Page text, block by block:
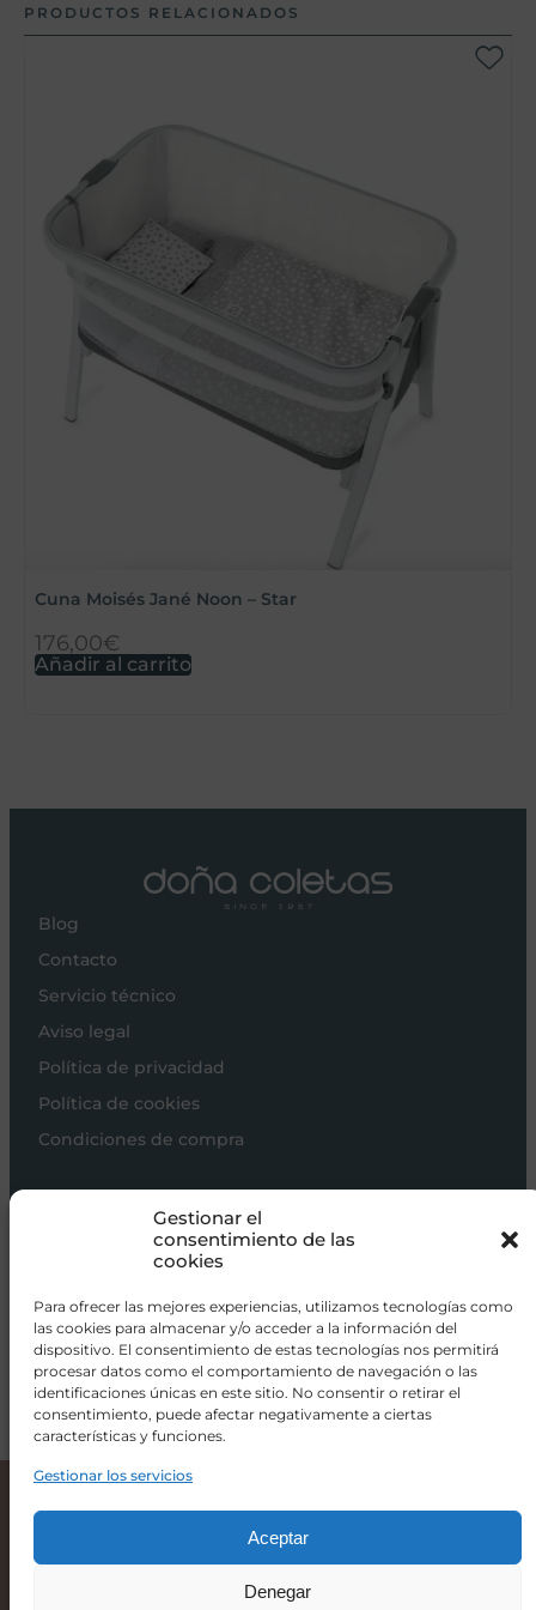
Gestionar el
consentimiento de las
cookies
Para ofrecer las mejores experiencias, utilizamos tecnologías como
las cookies para almacenar y/o acceder a la información del
dispositivo. El consentimiento de estas tecnologías nos permitirá
procesar datos como el comportamiento de navegación o las
identificaciones únicas en este sitio. No consentir o retirar el
consentimiento, puede afectar negativamente a ciertas
características y funciones.
Gestionar los servicios
Aceptar
Denegar
139,00€
PRODUCTOS RELACIONADOS
Cuna Moisés Jané Noon – Star
176,00€
Añadir al carrito
Blog
Contacto
Servicio técnico
Aviso legal
Política de privacidad
Política de cookies
Condiciones de compra
Carros de bebé
Sillas de paseo
Alimentación
Hogar
Viajar
info@donacoletas.com
+34 91 626 62 75
Accesorios para bebés en Las Rozas